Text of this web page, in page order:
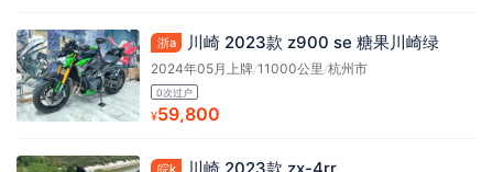
浙a 川崎 2023款 z900 se 糖果川崎绿
2024年05月上牌/11000公里 /杭州市
0次过户
¥59,800
皖k